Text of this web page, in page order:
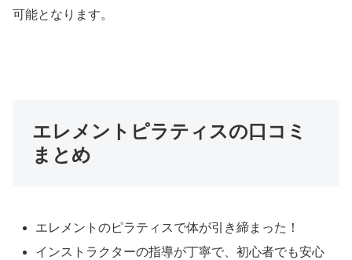
可能となります。
エレメントピラティスの口コミ
まとめ
エレメントのピラティスで体が引き締まった！
インストラクターの指導が丁寧で、初心者でも安心